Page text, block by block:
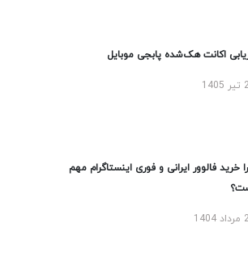
اکانت هک‌شده پابجی موبایل
خرید فالوور ایرانی و فوری اینستاگرام مهم